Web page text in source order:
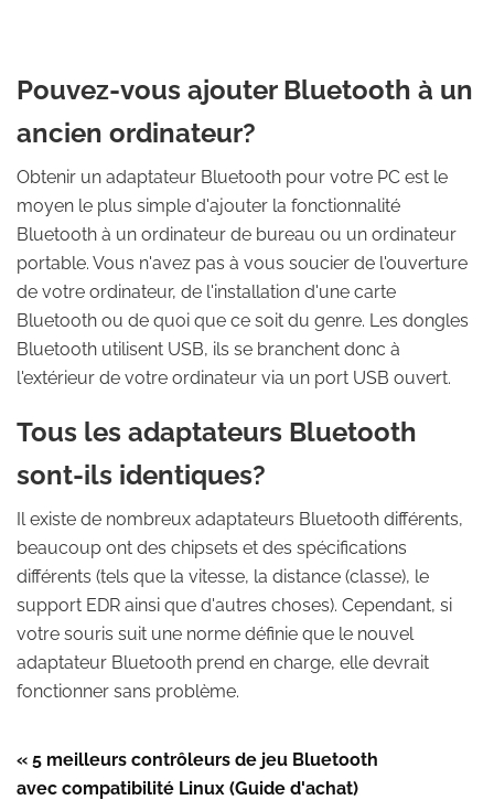
Pouvez-vous ajouter Bluetooth à un
ancien ordinateur?
Obtenir un adaptateur Bluetooth pour votre PC est le
moyen le plus simple d'ajouter la fonctionnalité
Bluetooth à un ordinateur de bureau ou un ordinateur
portable. Vous n'avez pas à vous soucier de l'ouverture
de votre ordinateur, de l'installation d'une carte
Bluetooth ou de quoi que ce soit du genre. Les dongles
Bluetooth utilisent USB, ils se branchent donc à
l'extérieur de votre ordinateur via un port USB ouvert.
Tous les adaptateurs Bluetooth
sont-ils identiques?
Il existe de nombreux adaptateurs Bluetooth différents,
beaucoup ont des chipsets et des spécifications
différents (tels que la vitesse, la distance (classe), le
support EDR ainsi que d'autres choses). Cependant, si
votre souris suit une norme définie que le nouvel
adaptateur Bluetooth prend en charge, elle devrait
fonctionner sans problème.
« 5 meilleurs contrôleurs de jeu Bluetooth
avec compatibilité Linux (Guide d'achat)